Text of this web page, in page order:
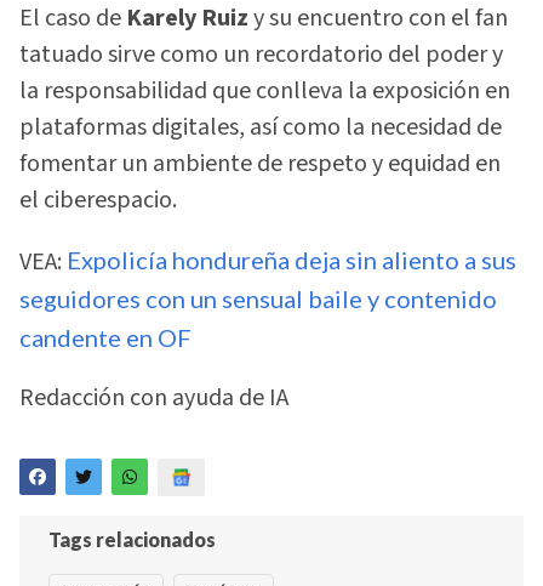
El caso de Karely Ruizy su encuentro con el fan
tatuado sirve como un recordatorio del poder y
la responsabilidad que conlleva la exposición en
plataformas digitales, así como la necesidad de
fomentar un ambiente de respeto y equidad en
el ciberespacio.
VEA: Expolicía hondureña deja sin aliento a sus
seguidores con un sensual baile y contenido
candente en OF
Redacción con ayuda de IA
Tags relacionados